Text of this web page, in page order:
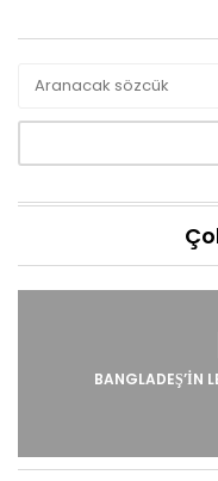
BANGLADEŞ’IN